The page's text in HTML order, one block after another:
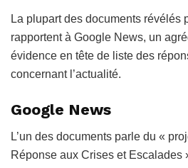
La plupart des documents révélés
rapportent à Google News, un
évidence en tête de liste des
concernant l’actualité.
Google News
L’un des documents parle du «
Réponse aux Crises et Escalades